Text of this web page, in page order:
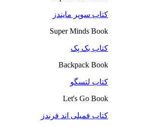
کتاب سوپر مایندز
Super Minds Book
کتاب بک پک
Backpack Book
کتاب لتسگو
Let's Go Book
کتاب فمیلی اند فرندز